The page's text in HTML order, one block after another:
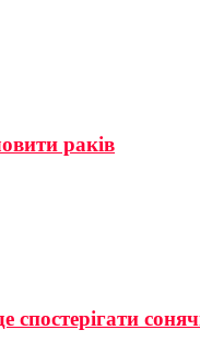
раків
спостерігати